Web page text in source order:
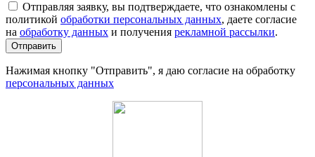
Отправляя заявку, вы подтверждаете, что ознакомлены с
политикой обработки персональных данных, даете согласие
на обработку данных и получения рекламной рассылки.
Отправить
Нажимая кнопку "Отправить", я даю согласие на обработку
персональных данных